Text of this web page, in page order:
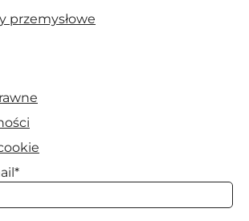
przemysłowe